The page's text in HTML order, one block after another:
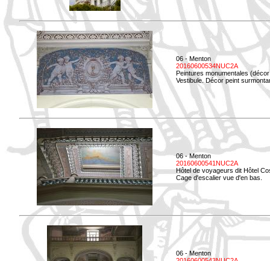
06 - Menton
20160600534NUC2A
Peintures monumentales
Vestibule. Décor peint
06 - Menton
20160600541NUC2A
Hôtel de voyageurs dit Hôtel
Cage d'escalier vue d'en bas.
06 - Menton